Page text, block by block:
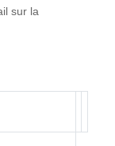
sur la